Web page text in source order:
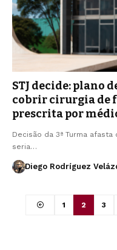
STJ decide: plano
cobrir cirurgia de
prescrita por
Decisão da 3ª Turma
seria…
Diego Rodríguez
1 2 3